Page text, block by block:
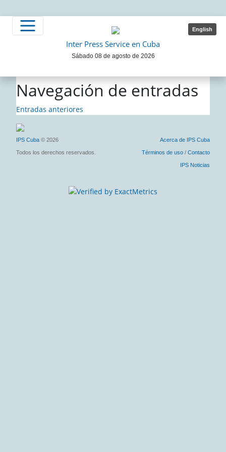
English
Inter Press Service en Cuba
Sábado 08 de agosto de 2026
Navegación de entradas
Entradas anteriores
IPS Cuba © 2026 Acerca de IPS Cuba
Todos los derechos reservados. Términos de uso / Contacto
IPS Noticias